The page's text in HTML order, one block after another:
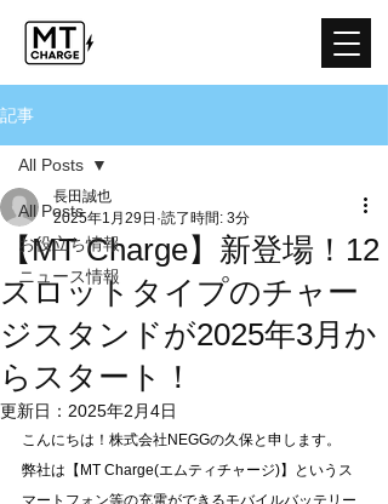
記事
All Posts
お役立ち情報
ニュース情報
All Posts
【MT Charge】新登場！12
スロットタイプのチャー
ジスタンドが2025年3月か
らスタート！
長田誠也
2025年1月29日 読了時間: 3分
更新日： 2025年2月4日
こんにちは！株式会社NEGGの久保と申します。
弊社は【MT Charge(エムティチャージ)】というス
マートフォン等の充電ができるモバイルバッテリー